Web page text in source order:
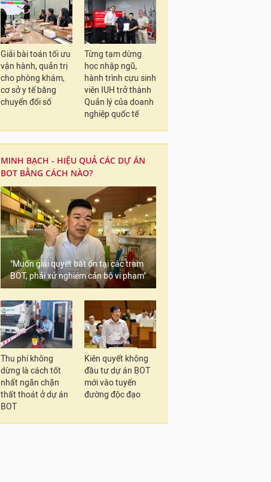
Giải bài toán tối ưu
vận hành, quản trị
cho phòng khám,
cơ sở y tế bằng
chuyển đổi số
Từng tạm dừng
học nhập ngũ,
hành trình cựu sinh
viên IUH trở thành
Quản lý của doanh
nghiệp quốc tế
MINH BẠCH - HIỆU QUẢ CÁC DỰ ÁN
BOT BẰNG CÁCH NÀO?
"Muốn giải quyết bất ổn tại các trạm
BOT, phải xử nghiêm cán bộ vi phạm"
Thu phí không
dừng là cách tốt
nhất ngăn chặn
thất thoát ở dự án
BOT
Kiên quyết không
đầu tư dự án BOT
mới vào tuyến
đường độc đạo